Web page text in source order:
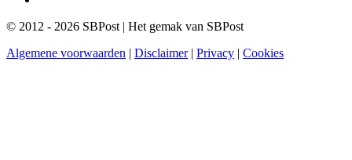
© 2012 - 2026 SBPost | Het gemak van SBPost
Algemene voorwaarden | Disclaimer| Privacy | Cookies